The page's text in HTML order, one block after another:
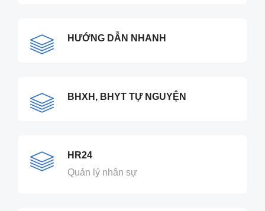
HƯỚNG DẪN NHANH
BHXH, BHYT TỰ NGUYỆN
HR24
Quản lý nhân sự